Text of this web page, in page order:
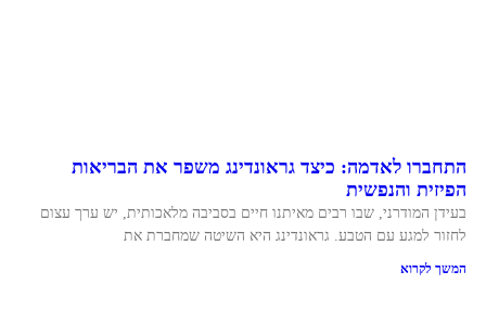
התחברו לאדמה: כיצד גראונדינג משפר את הבריאות
הפיזית והנפשית
בעידן המודרני, שבו רבים מאיתנו חיים בסביבה מלאכותית, יש ערך עצום
לחזור למגע עם הטבע. גראונדינג היא השיטה שמחברת את
המשך לקרוא